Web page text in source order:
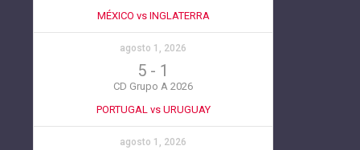
MÉXICO vs INGLATERRA
agosto 1, 2026
5 - 1
CD Grupo A 2026
PORTUGAL vs URUGUAY
agosto 1, 2026